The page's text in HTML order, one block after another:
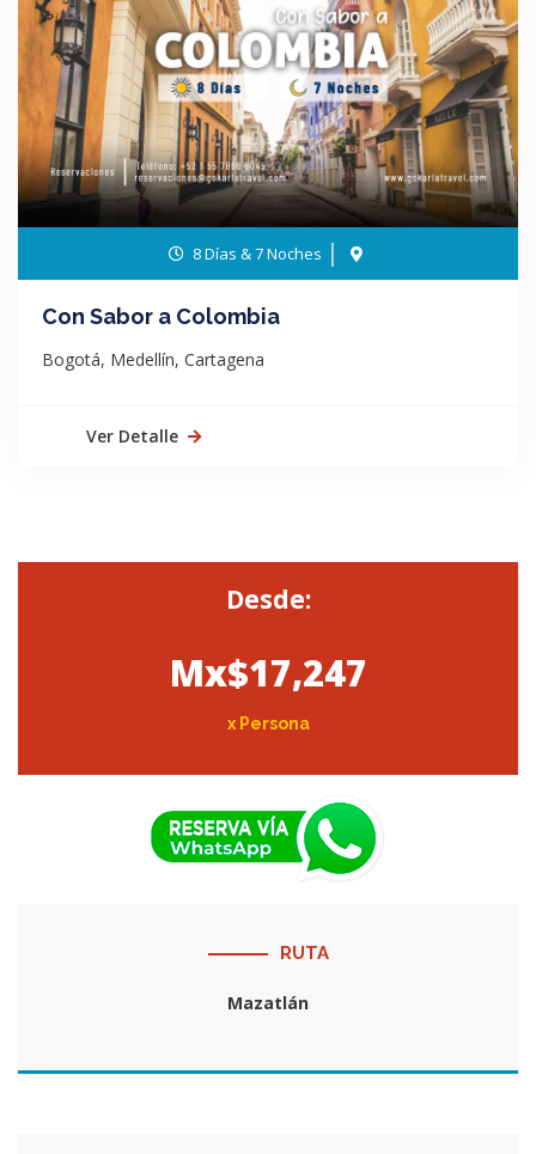
8 Días & 7 Noches
Con Sabor a Colombia
Bogotá, Medellín, Cartagena
Ver Detalle
Desde:
Mx$17,247
x Persona
RUTA
Mazatlán